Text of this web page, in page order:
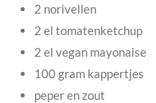
2 norivellen
2 el tomatenketchup
2 el vegan mayonaise
100 gram kappertjes
peper en zout